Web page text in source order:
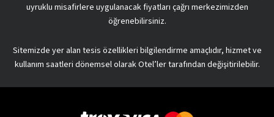
uyruklu misafirlere uygulanacak fiyatları çağrı merkezimizden
öğrenebilirsiniz.
Sitemizde yer alan tesis özellikleri bilgilendirme amaçlıdır, hizmet ve
kullanım saatleri dönemsel olarak Otel’ler tarafından değişitirilebilir.